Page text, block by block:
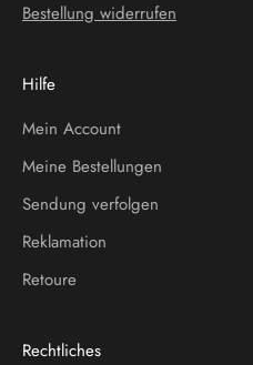
Bestellung widerrufen
Hilfe
Mein Account
Meine Bestellungen
Sendung verfolgen
Reklamation
Retoure
Rechtliches